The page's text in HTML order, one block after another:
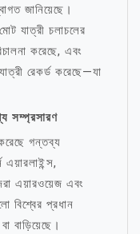
জানিয়েছে।
যাত্রী চলাচলের
করেছে, এবং
রেকর্ড করেছে—যা
সম্প্রসারণ
গন্তব্য
এয়ারলাইন্স,
এয়ারওয়েজ এবং
বিশ্বের প্রধান
বাড়িয়েছে।